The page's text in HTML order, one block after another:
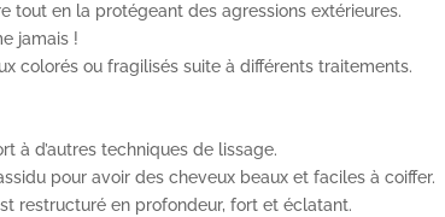
tout en la protégeant des agressions extérieures.
jamais !
colorés ou fragilisés suite à différents traitements.
à d’autres techniques de lissage.
pour avoir des cheveux beaux et faciles à coiffer.
restructuré en profondeur, fort et éclatant.